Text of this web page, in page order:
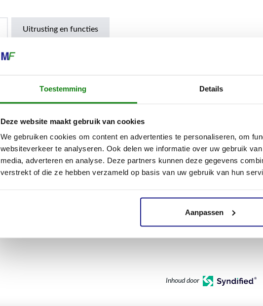
Toestemming Details
Deze website maakt gebruik van cookies
We gebruiken cookies om content en advertenties te personaliseren, om
websiteverkeer te analyseren. Ook delen we informatie over uw gebruik
media, adverteren en analyse. Deze partners kunnen deze gegevens
verstrekt of die ze hebben verzameld op basis van uw gebruik van hun
Aanpassen
Uitrusting en functies
professionele als particuliere gebruikers veilig en goed
duurzaam. Ze bieden bovendien betrouwbare bescherming
temperaturen en bieden, dankzij de goede pasvorm, een
Volgens snijbeschermingsklasse 0 bieden de STIHL
veiligheidshandschoenen met snijbescherming betrouwbare
kettingsnelheden tot maximaal 16 m/s. De elastische
Inhoud door